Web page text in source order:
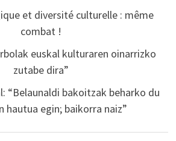
et diversité culturelle : même
combat !
euskal kulturaren oinarrizko
zutabe dira”
“Belaunaldi bakoitzak beharko du
hautua egin; baikorra naiz”